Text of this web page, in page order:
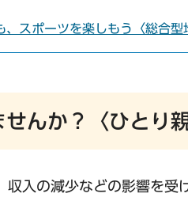
スポーツを楽しもう〈総合型
んか？〈ひとり
収入の減少などの影響を